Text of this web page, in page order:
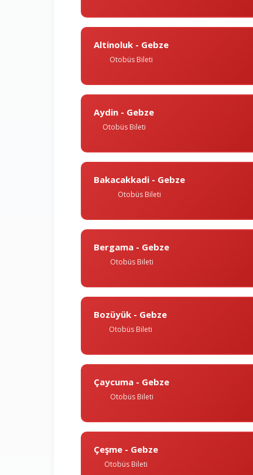
Altinoluk - Gebze
Otobüs Bileti
Aydin - Gebze
Otobüs Bileti
Bakacakkadi - Gebze
Otobüs Bileti
Bergama - Gebze
Otobüs Bileti
Bozüyük - Gebze
Otobüs Bileti
Çaycuma - Gebze
Otobüs Bileti
Çeşme - Gebze
Otobüs Bileti